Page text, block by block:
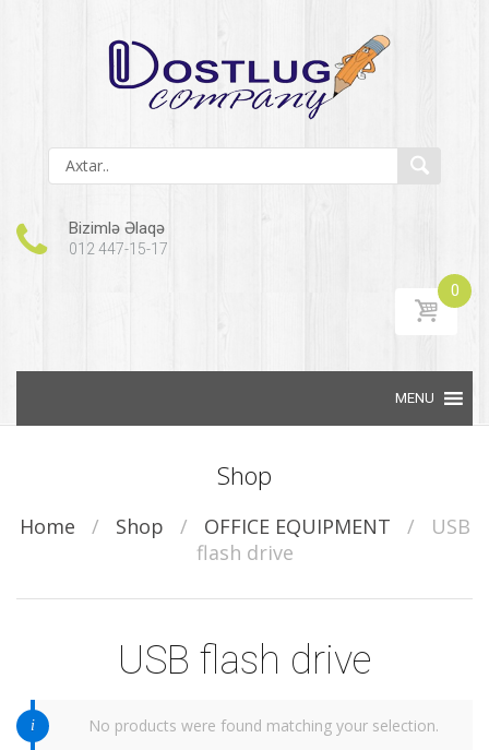
Bizimlə Əlaqə
012 447-15-17
0
Shop
Home / Shop / OFFICE EQUIPMENT /
USB
flash drive
USB flash drive
No products were found matching your selection.